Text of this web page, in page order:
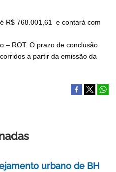
R$ 768.001,61 e contará com
– ROT. O prazo de conclusão
a partir da emissão da
urbano de BH